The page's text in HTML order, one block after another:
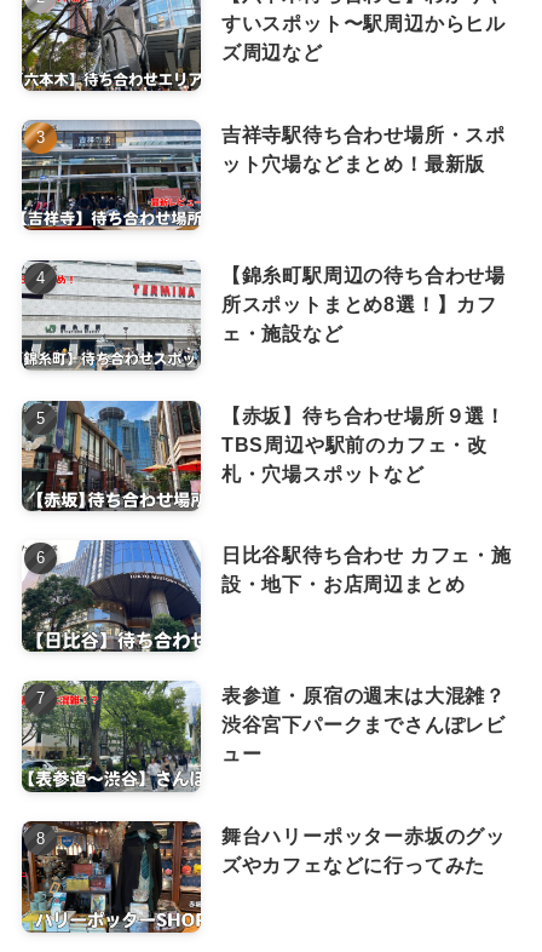
すいスポット〜駅周辺からヒル
ズ周辺など
吉祥寺駅待ち合わせ場所・スポ
ット穴場などまとめ！最新版
【錦糸町駅周辺の待ち合わせ場
所スポットまとめ8選！】カフ
ェ・施設など
【赤坂】待ち合わせ場所９選！
TBS周辺や駅前のカフェ・改
札・穴場スポットなど
日比谷駅待ち合わせ カフェ・施
設・地下・お店周辺まとめ
表参道・原宿の週末は大混雑？
渋谷宮下パークまでさんぽレビ
ュー
舞台ハリーポッター赤坂のグッ
ズやカフェなどに行ってみた